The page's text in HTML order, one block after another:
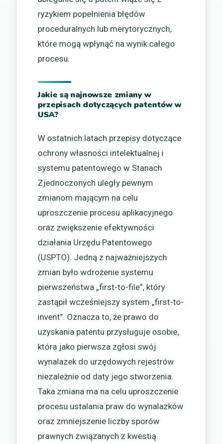
ryzykiem popełnienia błędów
proceduralnych lub merytorycznych,
które mogą wpłynąć na wynik całego
procesu.
Jakie są najnowsze zmiany w
przepisach dotyczących patentów w
USA?
W ostatnich latach przepisy dotyczące
ochrony własności intelektualnej i
systemu patentowego w Stanach
Zjednoczonych uległy pewnym
zmianom mającym na celu
uproszczenie procesu aplikacyjnego
oraz zwiększenie efektywności
działania Urzędu Patentowego
(USPTO). Jedną z najważniejszych
zmian było wdrożenie systemu
pierwszeństwa „first-to-file”, który
zastąpił wcześniejszy system „first-to-
invent”. Oznacza to, że prawo do
uzyskania patentu przysługuje osobie,
która jako pierwsza zgłosi swój
wynalazek do urzędowych rejestrów
niezależnie od daty jego stworzenia.
Taka zmiana ma na celu uproszczenie
procesu ustalania praw do wynalazków
oraz zmniejszenie liczby sporów
prawnych związanych z kwestią